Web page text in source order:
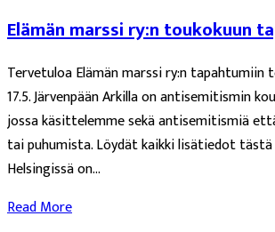
Elämän marssi ry:n toukokuun
Tervetuloa Elämän marssi ry:n tapahtumiin
17.5. Järvenpään Arkilla on antisemitismin
jossa käsittelemme sekä antisemitismiä
tai puhumista. Löydät kaikki lisätiedot tästä
Helsingissä on...
Read More